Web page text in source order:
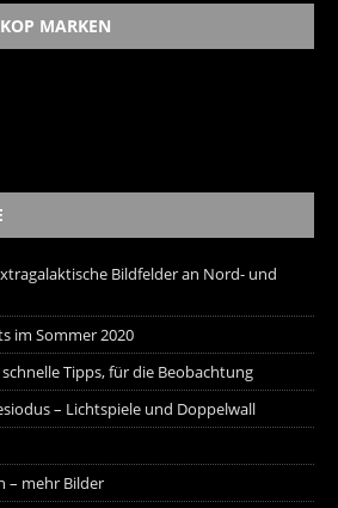
MARKEN
Bildfelder an Nord- und
im Sommer 2020
Tipps, für die Beobachtung
– Lichtspiele und Doppelwall
– mehr Bilder